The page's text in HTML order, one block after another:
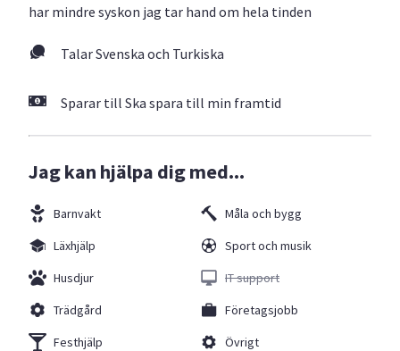
har mindre syskon jag tar hand om hela tinden
Talar Svenska och Turkiska
Sparar till Ska spara till min framtid
Jag kan hjälpa dig med...
Barnvakt
Läxhjälp
Husdjur
Trädgård
Festhjälp
Måla och bygg
Sport och musik
IT support
Företagsjobb
Övrigt